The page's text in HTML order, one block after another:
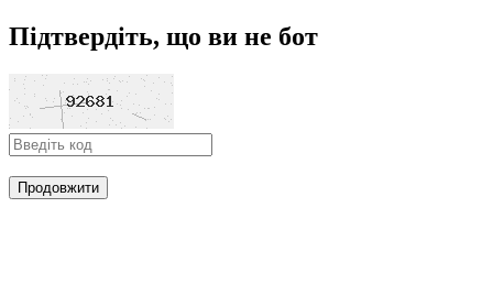
Підтвердіть, що ви не бот
Продовжити